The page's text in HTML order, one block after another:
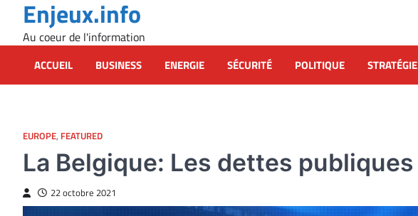
content
Enjeux.info
Au coeur de l'information
ACCUEIL BUSINESS ENERGIE SÉCURITÉ POLITIQUE STRATÉGIE
EUROPE, FEATURED
La Belgique: Les dettes publiques
22 octobre 2021